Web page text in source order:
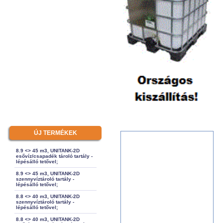
ÚJ TERMÉKEK
8.9 <> 45 m3, UNITANK-2D
esővíz/csapadék tároló tartály -
lépésálló tetővel;
8.9 <> 45 m3, UNITANK-2D
szennyvíztároló tartály -
lépésálló tetővel;
8.8 <> 40 m3, UNITANK-2D
szennyvíztároló tartály -
lépésálló tetővel;
8.8 <> 40 m3, UNITANK-2D